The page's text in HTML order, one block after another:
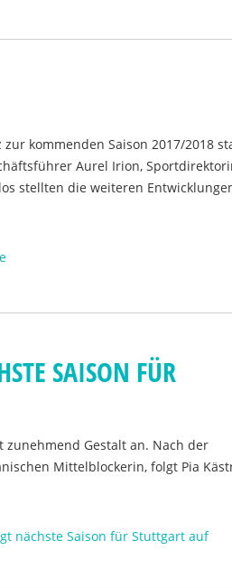
kommenden Saison 2017/2018
Aurel Irion,
stellten die weiteren
SAISON FÜR
zunehmend Gestalt an. Nach der
Mittelblockerin, folgt Pia
nächste Saison für Stuttgart auf